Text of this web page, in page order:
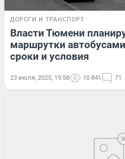
ДОРОГИ И ТРАНСПОРТ
Власти Тюмени
маршрутки
сроки и условия
23 июля, 2025, 19:58 10 841 71